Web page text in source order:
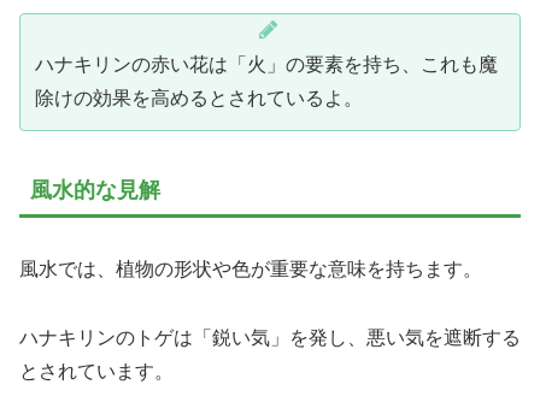
ハナキリンの赤い花は「火」の要素を持ち、これも魔
除けの効果を高めるとされているよ。
風水的な見解
風水では、植物の形状や色が重要な意味を持ちます。
ハナキリンのトゲは「鋭い気」を発し、悪い気を遮断する
とされています。